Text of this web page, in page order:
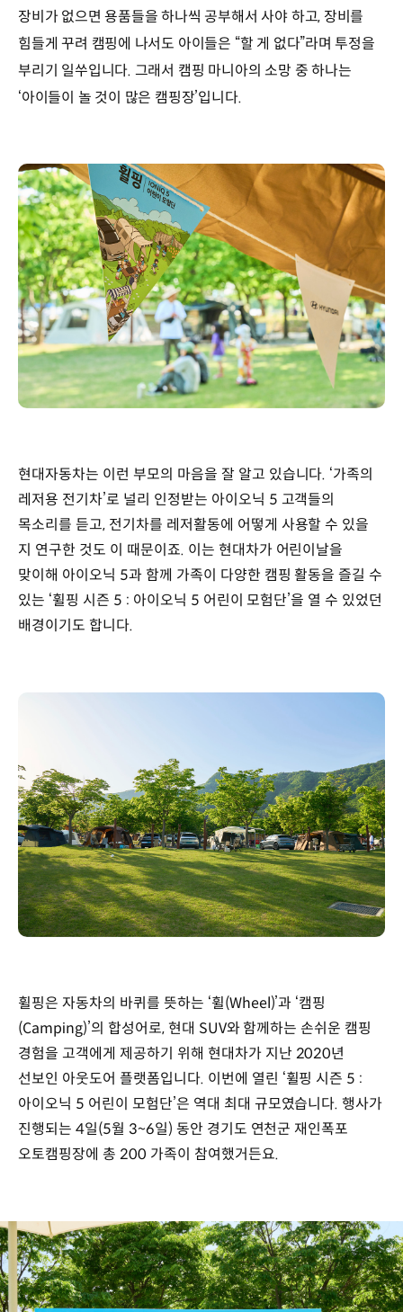
장비가 없으면 용품들을 하나씩 공부해서 사야 하고, 장비를
힘들게 꾸려 캠핑에 나서도 아이들은 “할 게 없다”라며 투정을
부리기 일쑤입니다. 그래서 캠핑 마니아의 소망 중 하나는
‘아이들이 놀 것이 많은 캠핑장’입니다.
현대자동차는 이런 부모의 마음을 잘 알고 있습니다. ‘가족의
레저용 전기차’로 널리 인정받는 아이오닉 5 고객들의
목소리를 듣고, 전기차를 레저활동에 어떻게 사용할 수 있을
지 연구한 것도 이 때문이죠. 이는 현대차가 어린이날을
맞이해 아이오닉 5과 함께 가족이 다양한 캠핑 활동을 즐길 수
있는 ‘휠핑 시즌 5 : 아이오닉 5 어린이 모험단’을 열 수 있었던
배경이기도 합니다.
휠핑은 자동차의 바퀴를 뜻하는 ‘휠(Wheel)’과 ‘캠핑
(Camping)’의 합성어로, 현대 SUV와 함께하는 손쉬운 캠핑
경험을 고객에게 제공하기 위해 현대차가 지난 2020년
선보인 아웃도어 플랫폼입니다. 이번에 열린 ‘휠핑 시즌 5 :
아이오닉 5 어린이 모험단’은 역대 최대 규모였습니다. 행사가
진행되는 4일(5월 3~6일) 동안 경기도 연천군 재인폭포
오토캠핑장에 총 200 가족이 참여했거든요.